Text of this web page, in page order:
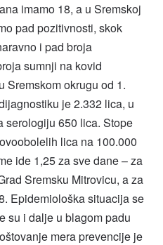
imamo 18, a u Sremskoj
pad pozitivnosti, skok
i pad broja
sumnji na kovid
Sremskom okrugu od 1.
je 2.332 lica, u
serologiju 650 lica. Stope
lica na 100.000
ide 1,25 za sve dane – za
Sremsku Mitrovicu, a za
Epidemiološka situacija se
su i dalje u blagom padu
mera prevencije je